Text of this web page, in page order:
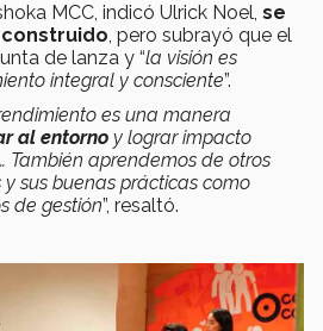
MCC, indicó Ulrick Noel, se
, pero subrayó que el
de lanza y “la visión es
integral y consciente”.
es una manera
al entorno y lograr impacto
También aprendemos de otros
sus buenas prácticas como
de gestión”, resaltó.